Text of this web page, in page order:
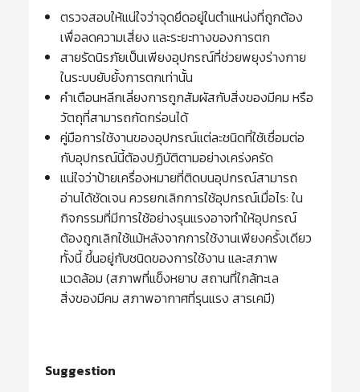
ตรวจสอบให้แน่ใจว่าจุดยึดอยู่ในตำแหน่งที่ถูกต้อง
เพื่อลดความเสี่ยง และระยะทางของการตก
สายรัดนิรภัยเป็นเพียงอุปกรณ์ที่ช่วยพยุงร่างกาย
ในระบบยับยั้งการตกเท่านั้น
คำเตือนหลีกเลี่ยงการถูกสัมผัสกับสิ่งของมีคม หรือ
วัตถุที่สามารถกัดกร่อนได้
คู่มือการใช้งานของอุปกรณ์แต่ละชนิดที่ใช้เชื่อมต่อ
กับอุปกรณ์นี้ต้องปฏิบัติตามอย่างเคร่งครัด
แน่ใจว่าป้ายเครื่องหมายที่ติดบนอุปกรณ์สามารถ
อ่านได้ชัดเจน ควรยกเลิกการใช้อุปกรณ์เมื่อไร: ใน
กิจกรรมที่มีการใช้อย่างรุนแรงอาจทำให้อุปกรณ์
ต้องถูกเลิกใช้แม้หลังจากการใช้งานเพียงครั้งเดียว
ทั้งนี้ ขึ้นอยู่กับชนิดของการใช้งาน และสภาพ
แวดล้อม (สภาพที่แข็งหยาบ สถานที่ใกล้ทะเล
สิ่งของมีคม สภาพอากาศที่รุนแรง สารเคมี)
Suggestion